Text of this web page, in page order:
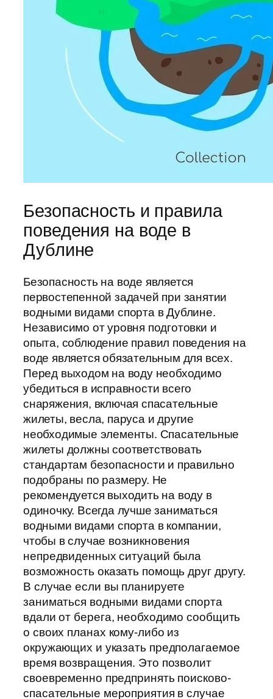
Безопасность и правила
поведения на воде в
Дублине
Безопасность на воде является
первостепенной задачей при занятии
водными видами спорта в Дублине.
Независимо от уровня подготовки и
опыта, соблюдение правил поведения на
воде является обязательным для всех.
Перед выходом на воду необходимо
убедиться в исправности всего
снаряжения, включая спасательные
жилеты, весла, паруса и другие
необходимые элементы. Спасательные
жилеты должны соответствовать
стандартам безопасности и правильно
подобраны по размеру. Не
рекомендуется выходить на воду в
одиночку. Всегда лучше заниматься
водными видами спорта в компании,
чтобы в случае возникновения
непредвиденных ситуаций была
возможность оказать помощь друг другу.
В случае если вы планируете
заниматься водными видами спорта
вдали от берега, необходимо сообщить
о своих планах кому-либо из
окружающих и указать предполагаемое
время возвращения. Это позволит
своевременно предпринять поисково-
спасательные мероприятия в случае